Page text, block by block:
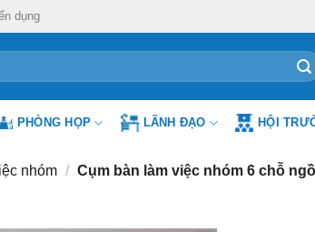
dụng
PHÒNG HỌP LÃNH ĐẠO HỘI
nhóm / Cụm bàn làm việc nhóm 6 chỗ